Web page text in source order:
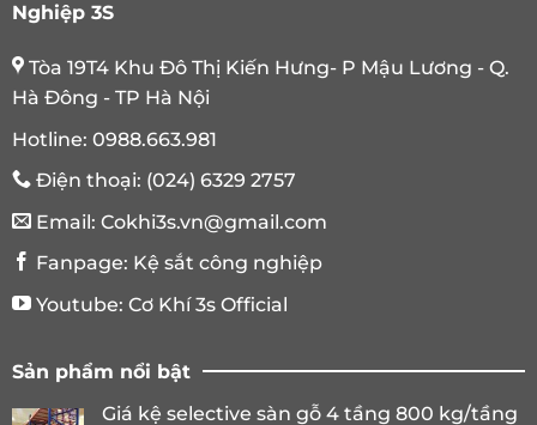
Nghiệp 3S
Tòa 19T4 Khu Đô Thị Kiến Hưng- P Mậu Lương - Q.
Hà Đông - TP Hà Nội
Hotline: 0988.663.981
Điện thoại: (024) 6329 2757
Email: Cokhi3s.vn@gmail.com
Fanpage: Kệ sắt công nghiệp
Youtube: Cơ Khí 3s Official
Sản phẩm nổi bật
Giá kệ selective sàn gỗ 4 tầng 800 kg/tầng